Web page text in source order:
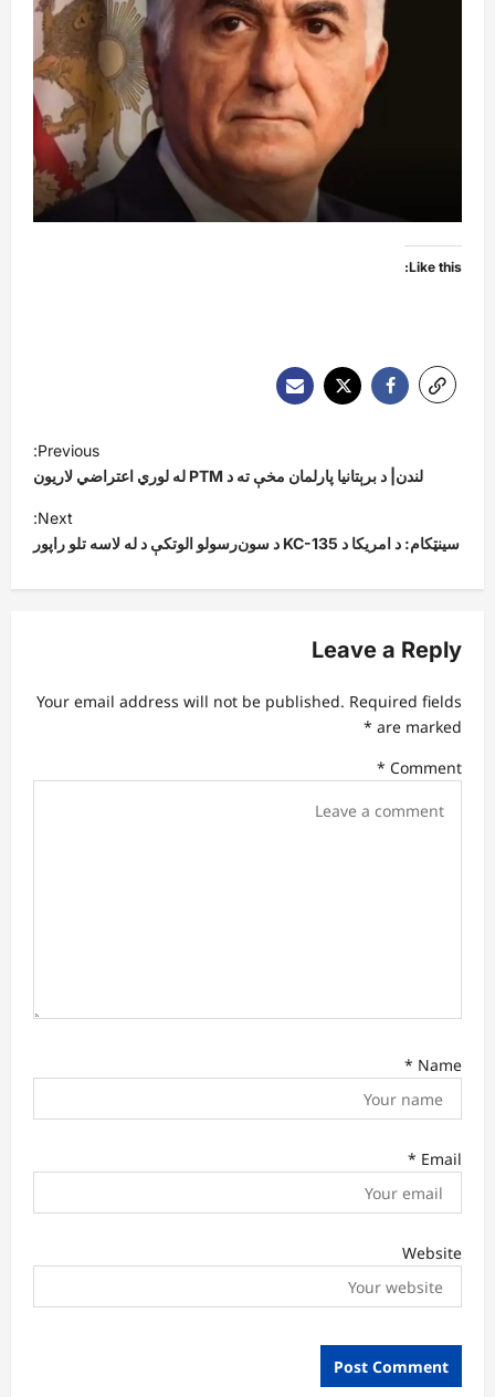
Like this:
t
v
g
t
Previous:
لندن| د برېتانیا پارلمان مخې ته د PTM له لوري اعتراضي لاریون
Next:
سینټکام: د امریکا د KC-135 د سون‌رسولو الوتکې د له لاسه تلو راپور
Leave a Reply
Your email address will not be published. Required fields
are marked
*
Comment
*
Name
*
Email
*
Website